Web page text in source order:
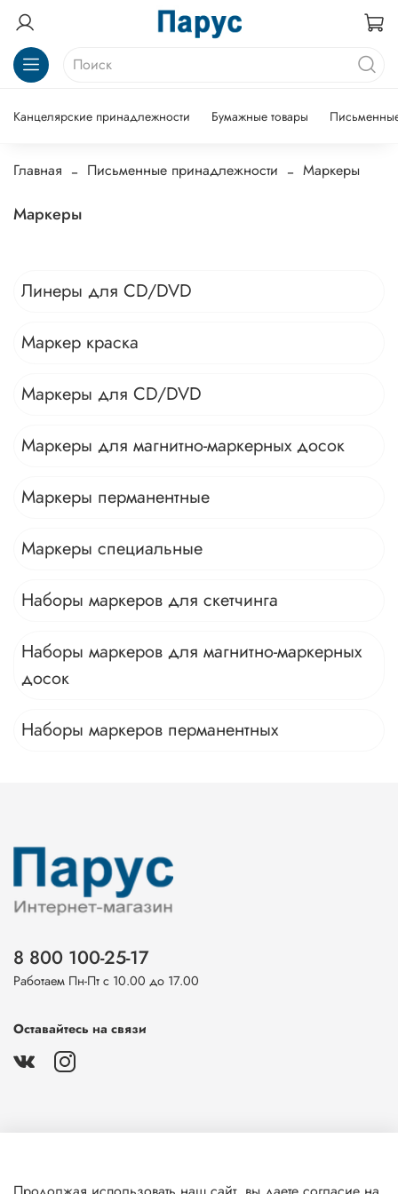
Канцелярские принадлежности Бумажные товары
Главная Письменные принадлежности Маркеры
Маркеры
Линеры для CD/DVD
Маркер краска
Маркеры для CD/DVD
Маркеры для магнитно-маркерных досок
Маркеры перманентные
Маркеры специальные
Наборы маркеров для скетчинга
Наборы маркеров для магнитно-маркерных
досок
Наборы маркеров перманентных
8 800 100-25-17
Работаем Пн-Пт с 10.00 до 17.00
Оставайтесь на связи